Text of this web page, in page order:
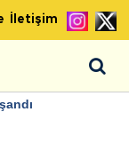
İletişim